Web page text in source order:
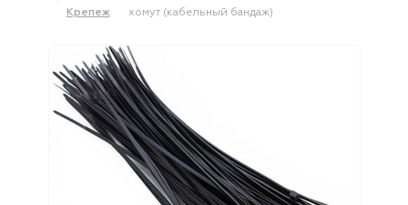
Крепеж
хомут (кабельный бандаж)